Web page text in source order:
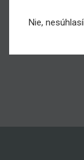
Nie,